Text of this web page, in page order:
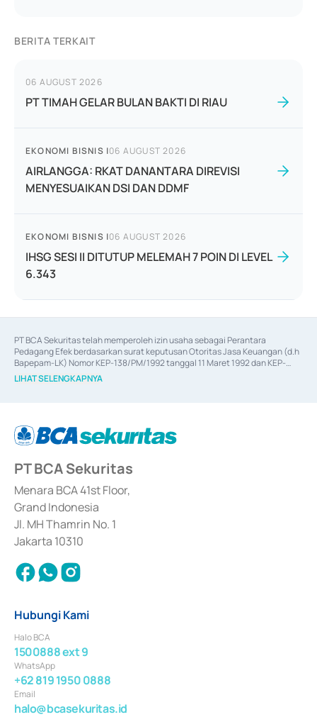
BERITA TERKAIT
06 AUGUST 2026
PT TIMAH GELAR BULAN BAKTI DI RIAU
EKONOMI BISNIS |06 AUGUST 2026
AIRLANGGA: RKAT DANANTARA DIREVISI
MENYESUAIKAN DSI DAN DDMF
EKONOMI BISNIS |06 AUGUST 2026
IHSG SESI II DITUTUP MELEMAH 7 POIN DI LEVEL
6.343
PT BCA Sekuritas telah memperoleh izin usaha sebagai Perantara
Pedagang Efek berdasarkan surat keputusan Otoritas Jasa Keuangan (d.h
Bapepam-LK) Nomor KEP-138/PM/1992 tanggal 11 Maret 1992 dan KEP-
06/D.04/2014 tanggal 28 Februari 2014, izin usaha sebagai Penjamin Emisi
Efek berdasarkan surat keputusan Otoritas Jasa Keuangan Nomor KEP-
berdasarkan surat keputusan Otoritas Jasa Keuangan Nomor S-
67/PM.21/2017 tanggal 3 Februari 2017, dan beberapa izin usaha lainnya
Sertifikat Deposito di Pasar Uang yang izinnya diterbitkan pada tahun 2017
dan izin usaha lainnya dari Bank Indonesia sebagai Lembaga Pendukung
Penerbitan, Transaksi, serta Penatausahaan dan Penyelesaian Transaksi
Surat Berharga Komersial yang izinnya diterbitkan pada tahun 2018.
LIHAT SELENGKAPNYA
PT BCA Sekuritas
Menara BCA 41st Floor,
Grand Indonesia
Jl. MH Thamrin No. 1
Jakarta 10310
Hubungi Kami
Halo BCA
1500888 ext 9
WhatsApp
+62 819 1950 0888
Email
halo@bcasekuritas.id